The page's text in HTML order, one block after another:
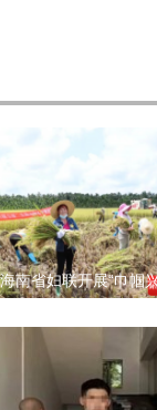
海南省妇联开展“巾帼